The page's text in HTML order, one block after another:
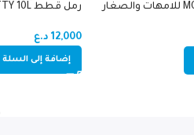
دراي فود MOLLY 2KG للامهات والصغار
رمل قطط CATTY 10L كاربون
12,000 د.ع
إضافة إلى السلة